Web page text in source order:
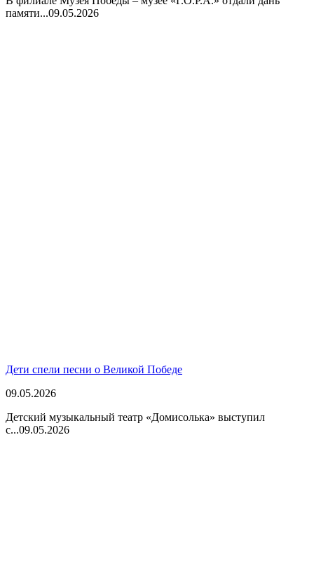
памяти...09.05.2026
Дети спели песни о Великой Победе
09.05.2026
Детский музыкальный театр «Домисолька» выступил
с...09.05.2026